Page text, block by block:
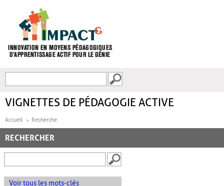
FORMULAIRE DE
VIGNETTES DE PÉDAGOGIE ACTIVE
Accueil Recherche
RECHERCHER
Voir tous les mots-clés